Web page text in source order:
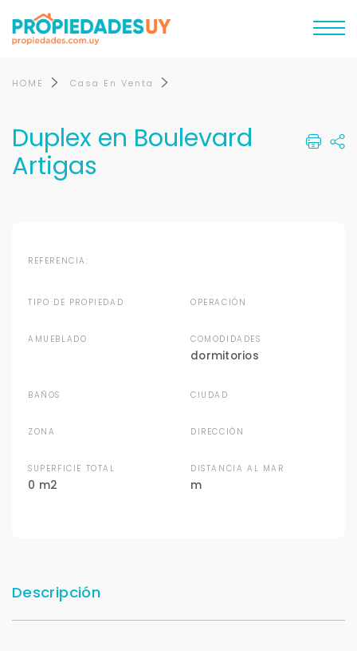
HOME Casa En Venta
Duplex en Boulevard
Artigas
REFERENCIA:
TIPO DE PROPIEDAD OPERACIÓN
AMUEBLADO COMODIDADES
dormitorios
BAÑOS CIUDAD
ZONA DIRECCIÓN
SUPERFICIE TOTAL
0 m2
DISTANCIA AL MAR
m
Descripción